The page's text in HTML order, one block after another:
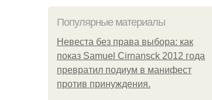
Популярные материалы
Невеста без права выбора: как
показ Samuel Cirnansck 2012 года
превратил подиум в манифест
против принуждения.